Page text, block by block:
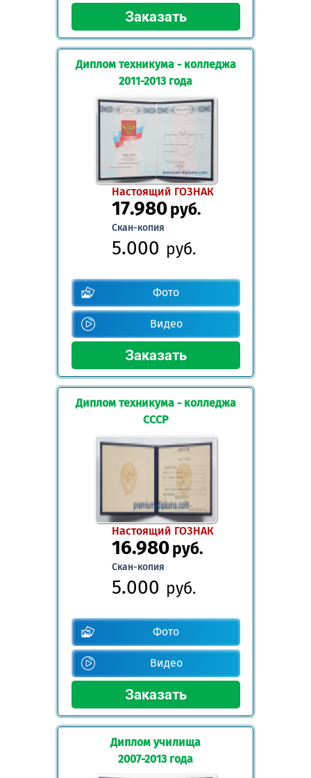
Диплом техникума - колледжа
2011-2013 года
Настоящий ГОЗНАК
17.980руб.
Скан-копия
5.000 руб.
Фото
Видео
Диплом техникума - колледжа
СССР
Настоящий ГОЗНАК
16.980руб.
Скан-копия
5.000 руб.
Фото
Видео
Диплом училища
2007-2013 года